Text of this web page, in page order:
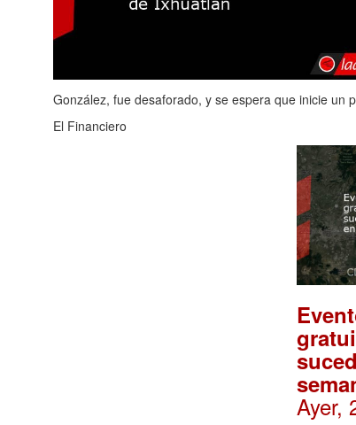
González, fue desaforado, y se espera que inicie un
El Financiero
Ayer,